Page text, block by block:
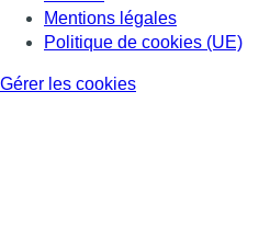
Mentions légales
Politique de cookies (UE)
Gérer les cookies